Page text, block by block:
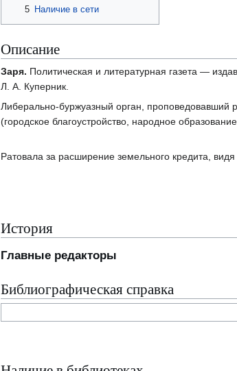
5
Наличие в сети
Описание
Заря. Политическая и литературная газета —
Л. А. Куперник.
Либерально-буржуазный орган, проповедовавший
(городское благоустройство, народное
Ратовала за расширение земельного кредита,
История
Главные редакторы
Библиографическая справка